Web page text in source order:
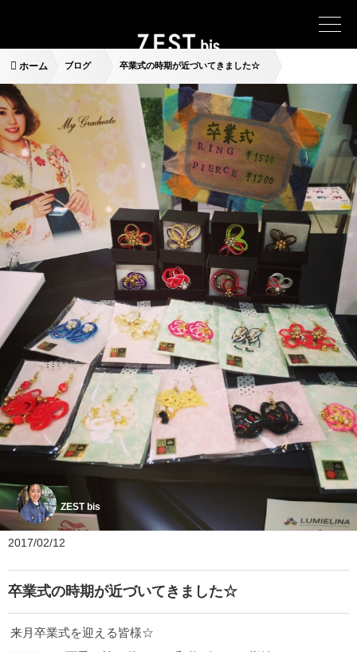
ホーム ブログ 卒業式の時期が近づいてきました☆
ZEST bis
2017/02/12
卒業式の時期が近づいてきました☆
来月卒業式を迎える皆様☆